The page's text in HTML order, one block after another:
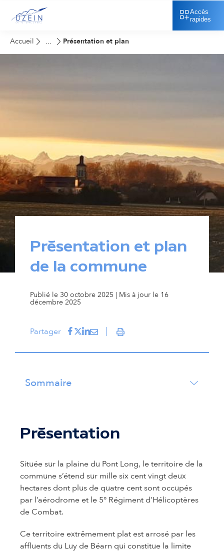
Accès
rapides
Accueil ... Présentation et plan
Présentation et plan
de la commune
Publié le 30 octobre 2025 | Mis à jour le 16
décembre 2025
Partager Partager sur Facebook
(s'ouvre dans un nouvel onglet)
Partager sur Twitter
(s'ouvre dans un nouvel onglet)
Partager sur LinkedIn
(s'ouvre dans un nouvel onglet)
Partager par courriel
(s'ouvre dans un nouvel onglet)
Imprimer
Sommaire
Présentation
Située sur la plaine du Pont Long, le territoire de la
commune s’étend sur mille six cent vingt deux
hectares dont plus de quatre cent sont occupés
par l’aérodrome et le 5° Régiment d’Hélicoptères
de Combat.
Ce territoire extrêmement plat est arrosé par les
affluents du Luy de Béarn qui constitue la limite